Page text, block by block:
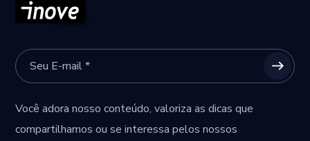
Você adora nosso conteúdo, valoriza as dicas que
compartilhamos ou se interessa pelos nossos